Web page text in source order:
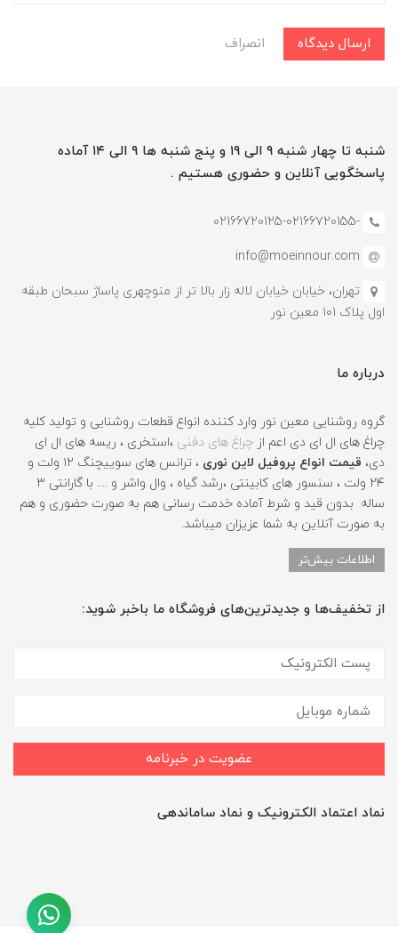
ارسال دیدگاه انصراف
شنبه تا چهار شنبه ۹ الی ۱۹ و پنج شنبه ها ۹ الی ۱۴ آماده
پاسخگویی آنلاین و حضوری هستیم .
-02166720125-02166720155
info@moeinnour.com
تهران، خیابان خیابان لاله زار بالا تر از منوچهری پاساژ سبحان طبقه
اول پلاک ۱۰1 معین نور
درباره ما
گروه روشنایی معین نور وارد کننده انواع قطعات روشنایی و تولید کلیه
چراغ های ال ای دی اعم از چراغ های دفنی ،استخری ، ریسه های ال ای
دی، قیمت انواع پروفیل لاین نوری
، ترانس های سوییچنگ ۱۲ ولت و
۲۴ ولت ، سنسور های کابینتی ،رشد گیاه ، وال واشر و .... با گارانتی ۳
ساله بدون قید و شرط آماده خدمت رسانی هم به صورت حضوری و هم
به صورت آنلاین به شما عزیزان میباشد.
اطلاعات بیش‌تر
از تخفیف‌ها و جدیدترین‌های فروشگاه ما باخبر شوید:
عضویت در خبرنامه
نماد اعتماد الکترونیک و نماد ساماندهی